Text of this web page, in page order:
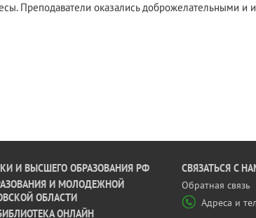
Преподаватели оказались доброжелательными и
И ВЫСШЕГО ОБРАЗОВАНИЯ РФ
И МОЛОДЕЖНОЙ
ОБЛАСТИ
ОНЛАЙН
CВЯЗАТЬСЯ С
Обратная связь
Адреса и